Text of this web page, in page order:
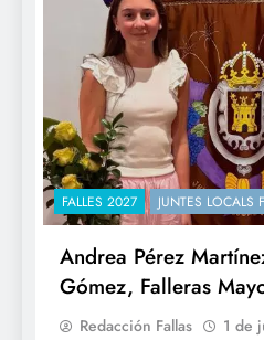
FALLES 2027 JUNTES LOCALS
Andrea Pérez
Gómez, Falleras
Redacción Fallas
1 de